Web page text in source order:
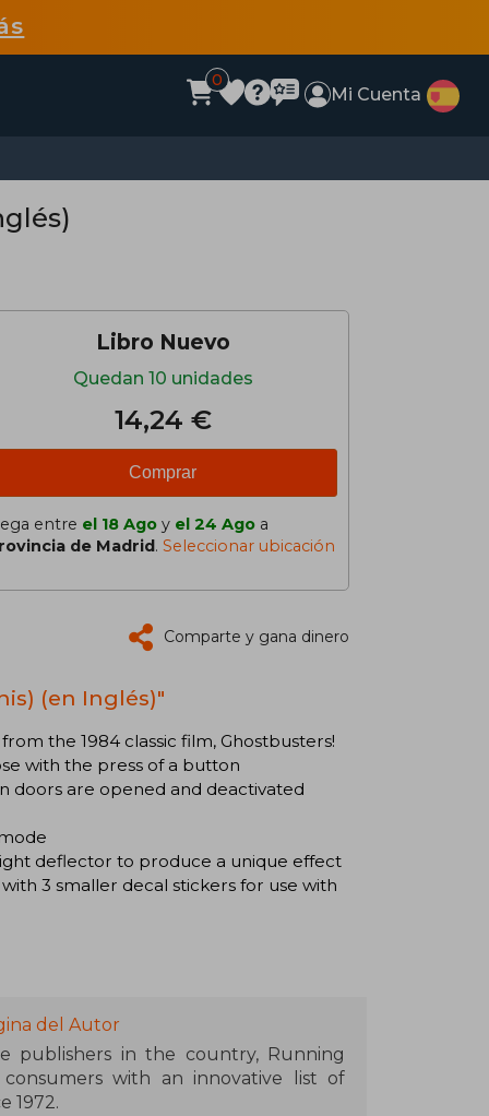
0
Mi Cuenta
Libro Nuevo
Quedan 10 unidades
14,24 €
Comprar
entre el 18 Ago y el 24 Ago a
de Madrid. Seleccionar ubicación
Comparte y gana dinero
(en Inglés)"
the 1984 classic film, Ghostbusters!
with the press of a button
doors are opened and deactivated
deflector to produce a unique effect
3 smaller decal stickers for use with
del Autor
publishers in the country, Running
with an innovative list of
1972.